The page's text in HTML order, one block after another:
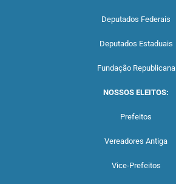
Deputados Federais
Deputados Estaduais
Fundação Republicana
NOSSOS ELEITOS:
Prefeitos
Vereadores Antiga
Vice-Prefeitos